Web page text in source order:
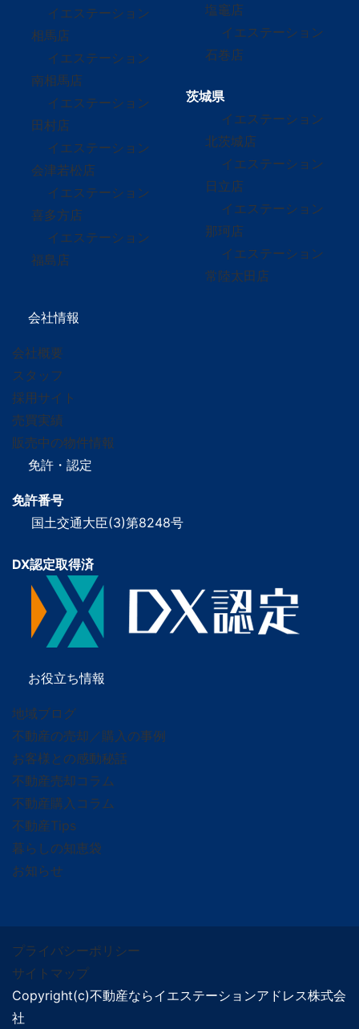
イエステーション
相馬店
イエステーション
南相馬店
イエステーション
田村店
イエステーション
会津若松店
イエステーション
喜多方店
イエステーション
福島店
塩竈店
イエステーション
石巻店
茨城県
イエステーション
北茨城店
イエステーション
日立店
イエステーション
那珂店
イエステーション
常陸太田店
会社情報
会社概要
スタッフ
採用サイト
売買実績
販売中の物件情報
免許・認定
免許番号
国土交通大臣(3)第8248号
DX認定取得済
お役立ち情報
地域ブログ
不動産の売却／購入の事例
お客様との感動秘話
不動産売却コラム
不動産購入コラム
不動産Tips
暮らしの知恵袋
お知らせ
プライバシーポリシー
サイトマップ
Copyright(c)不動産ならイエステーションアドレス株式会
社